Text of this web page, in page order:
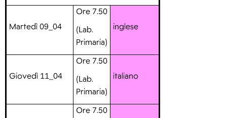
Martedì 09_04
Ore 7.50
(Lab.
Primaria)
inglese
Giovedì 11_04
Ore 7.50
(Lab.
Primaria)
italiano
Ore 7.50